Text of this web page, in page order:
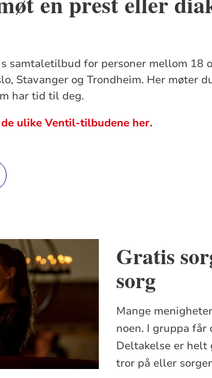
samtaletilbud for personer mellom 18
Stavanger og Trondheim. Her møter
har tid til deg.
ulike Ventil-tilbudene her.
Gratis
sorg
Mange
noen. I gruppa får
Deltakelse er helt
tror på eller